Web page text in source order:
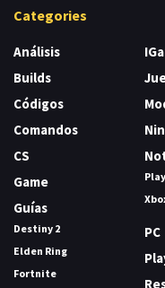
Categories
Análisis
Builds
Códigos
Comandos
CS
Game
Guías
Destiny 2
Elden Ring
Fortnite
PC